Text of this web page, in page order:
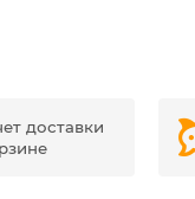
доставки